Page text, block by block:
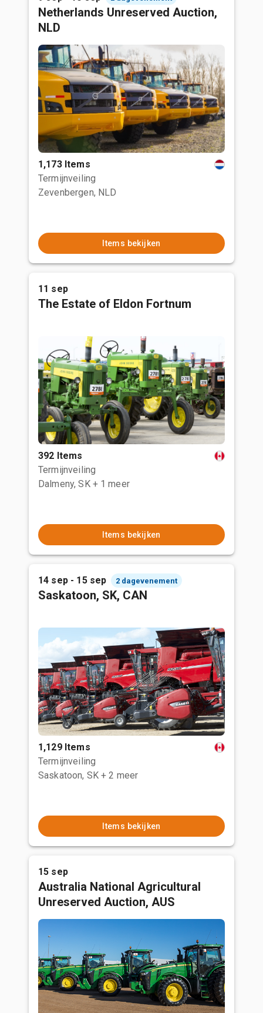
Netherlands Unreserved Auction,
NLD
1,173 Items
Termijnveiling
Zevenbergen, NLD
Items bekijken
11 sep
The Estate of Eldon Fortnum
392 Items
Termijnveiling
Dalmeny, SK + 1 meer
Items bekijken
14 sep - 15 sep 2 dagevenement
Saskatoon, SK, CAN
1,129 Items
Termijnveiling
Saskatoon, SK + 2 meer
Items bekijken
15 sep
Australia National Agricultural
Unreserved Auction, AUS